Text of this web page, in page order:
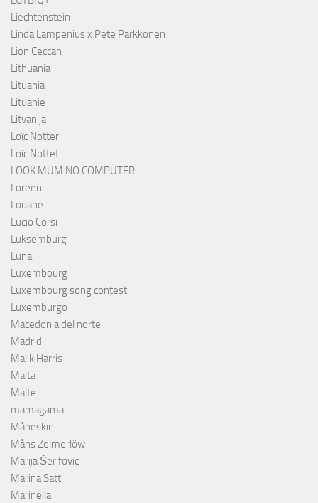
Liechtenstein
Linda Lampenius x Pete Parkkonen
Lion Ceccah
Lithuania
Lituania
Lituanie
Litvanija
Loïc Notter
Loïc Nottet
LOOK MUM NO COMPUTER
Loreen
Louane
Lucio Corsi
Luksemburg
Luna
Luxembourg
Luxembourg song contest
Luxemburgo
Macedonia del norte
Madrid
Malik Harris
Malta
Malte
mamagama
Måneskin
Måns Zelmerlöw
Marija Šerifovic
Marina Satti
Marinella